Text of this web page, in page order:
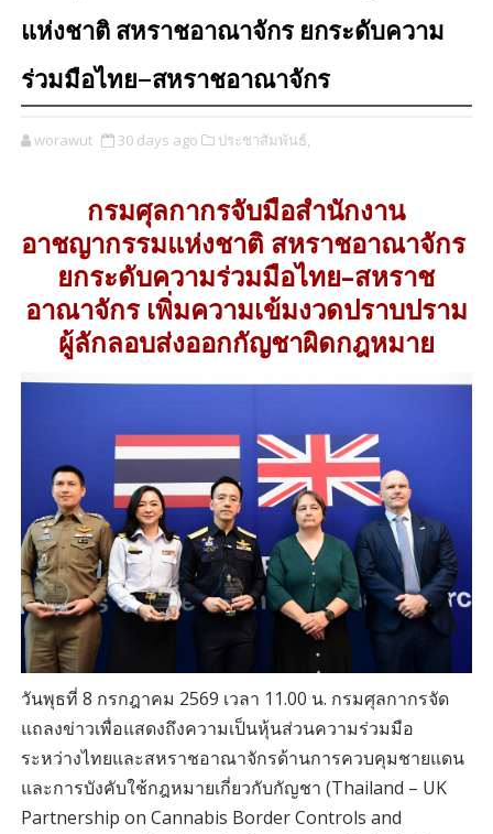
แห่งชาติ สหราชอาณาจักร ยกระดับความ
ร่วมมือไทย–สหราชอาณาจักร
worawut 30 days ago ประชาสัมพันธ์,
กรมศุลกากรจับมือสำนักงาน
อาชญากรรมแห่งชาติ สหราชอาณาจักร
ยกระดับความร่วมมือไทย–สหราช
อาณาจักร เพิ่มความเข้มงวดปราบปราม
ผู้ลักลอบส่งออกกัญชาผิดกฎหมาย
วันพุธที่ 8 กรกฎาคม 2569 เวลา 11.00 น. กรมศุลกากรจัด
แถลงข่าวเพื่อแสดงถึงความเป็นหุ้นส่วนความร่วมมือ
ระหว่างไทยและสหราชอาณาจักรด้านการควบคุมชายแดน
และการบังคับใช้กฎหมายเกี่ยวกับกัญชา (Thailand – UK
Partnership on Cannabis Border Controls and